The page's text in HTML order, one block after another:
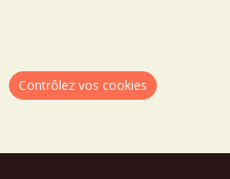
Contrôlez vos cookies